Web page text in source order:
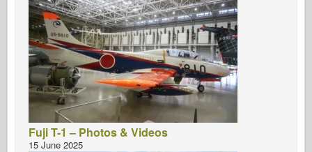
Fuji T-1 – Photos & Videos
15 June 2025